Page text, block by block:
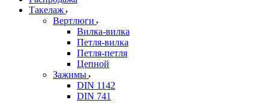
Такелаж
Вертлюги
Вилка-вилка
Петля-вилка
Петля-петля
Цепной
Зажимы
DIN 1142
DIN 741